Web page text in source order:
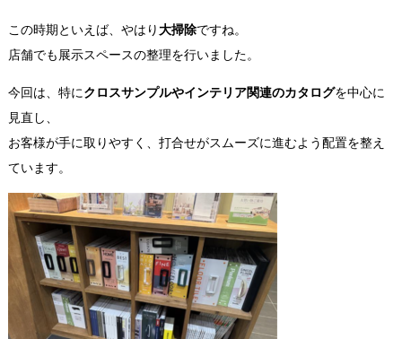
この時期といえば、やはり大掃除ですね。
店舗でも展示スペースの整理を行いました。
今回は、特にクロスサンプルやインテリア関連のカタログを中心に
見直し、
お客様が手に取りやすく、打合せがスムーズに進むよう配置を整え
ています。